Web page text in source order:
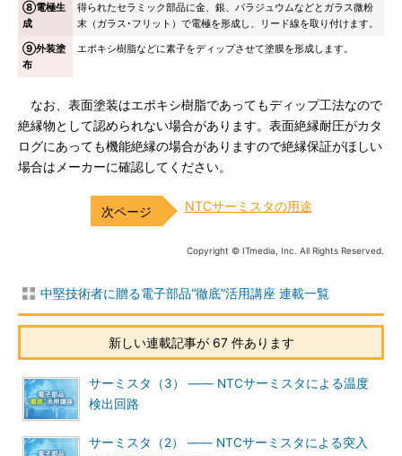
⑧電極生
成
得られたセラミック部品に金、銀、パラジュウムなどとガラス微粉
末（ガラス･フリット）で電極を形成し、リード線を取り付けます。
⑨外装塗
布
エポキシ樹脂などに素子をディップさせて塗膜を形成します。
なお、表面塗装はエポキシ樹脂であってもディップ工法なので
絶縁物として認められない場合があります。表面絶縁耐圧がカタ
ログにあっても機能絶縁の場合がありますので絶縁保証がほしい
場合はメーカーに確認してください。
NTCサーミスタの用途
Copyright © ITmedia, Inc. All Rights Reserved.
中堅技術者に贈る電子部品“徹底”活用講座 連載一覧
新しい連載記事が 67 件あります
サーミスタ（3） ―― NTCサーミスタによる温度
検出回路
サーミスタ（2） ―― NTCサーミスタによる突入